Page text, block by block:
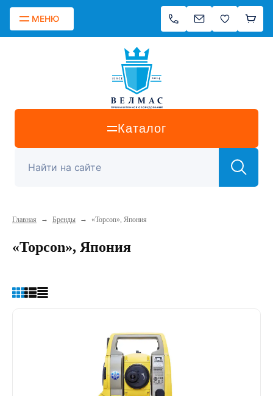
МЕНЮ
Каталог
Главная → Бренды → «Topcon», Япония
«Topcon», Япония